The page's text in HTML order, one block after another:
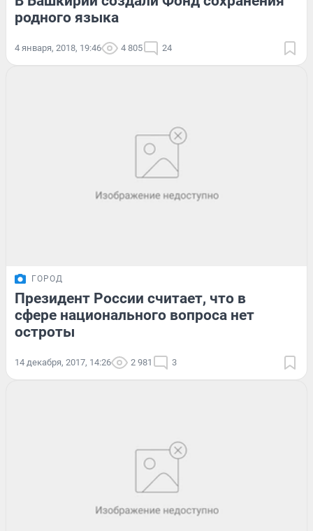
родного языка
4 января, 2018, 19:46 4 805 24
ГОРОД
Президент России считает, что в
сфере национального вопроса нет
остроты
14 декабря, 2017, 14:26 2 981 3